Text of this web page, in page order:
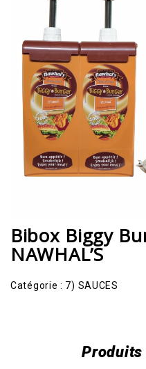
Bibox Biggy
NAWHAL’S
Catégorie : 7) SAUCES
Produits